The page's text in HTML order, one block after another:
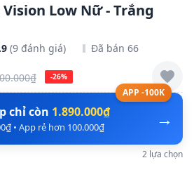
Low Nữ - Trắng
(9 đánh giá) Đã bán 66
-26%
APP -100K
→
chỉ còn 1.890.000₫
• App rẻ hơn 100.000₫
2 lựa chọn